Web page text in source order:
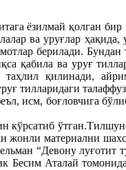
ёзилмай қолган
ва уруғлар
берилади.
қабила ва уруғ
қилинади,
тилларидаги
исм, боғловчига
жонли материални
“Девону луғотит
Бесим Аталай